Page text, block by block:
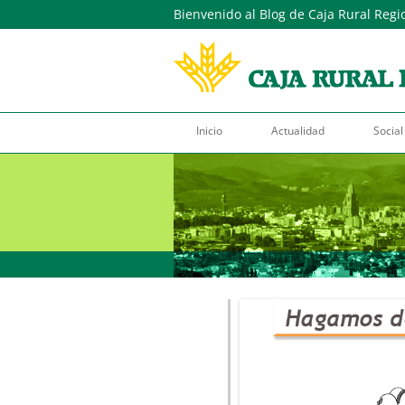
Bienvenido al Blog de Caja Rural
Inicio Actualidad Social